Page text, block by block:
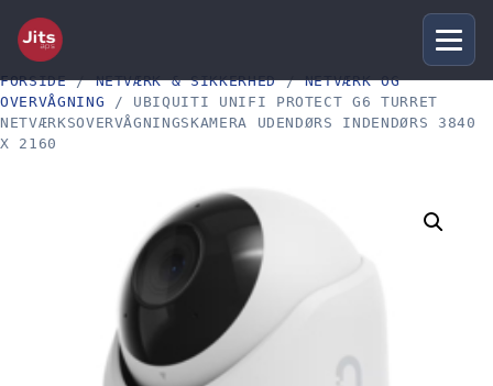
FORSIDE/NETVÆRK & SIKKERHED/NETVÆRK OG
OVERVÅGNING / UBIQUITI UNIFI PROTECT G6 TURRET
NETVÆRKSOVERVÅGNINGSKAMERA UDENDØRS INDENDØRS 3840
X 2160